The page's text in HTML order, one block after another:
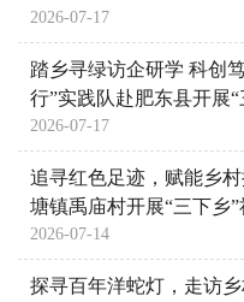
2026-07-17
踏乡寻绿访企研学 科创
行”实践队赴肥东县开展
2026-07-17
追寻红色足迹，赋能乡
塘镇禹庙村开展“三下乡
2026-07-14
探寻百年洋蛇灯，走访